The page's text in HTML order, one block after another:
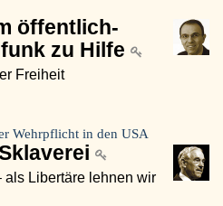
öffentlich-
zu Hilfe
Freiheit
Wehrpflicht in den USA
als Libertäre lehnen wir